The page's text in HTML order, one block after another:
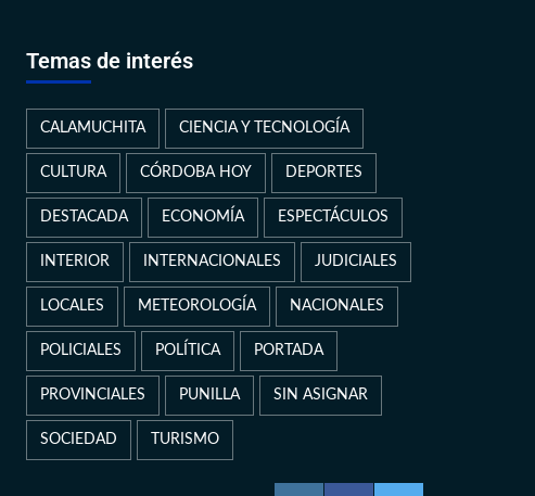
Temas de interés
CALAMUCHITA CIENCIA Y TECNOLOGÍA
CULTURA CÓRDOBA HOY DEPORTES
DESTACADA ECONOMÍA ESPECTÁCULOS
INTERIOR INTERNACIONALES JUDICIALES
LOCALES METEOROLOGÍA NACIONALES
POLICIALES POLÍTICA PORTADA
PROVINCIALES PUNILLA SIN ASIGNAR
SOCIEDAD TURISMO